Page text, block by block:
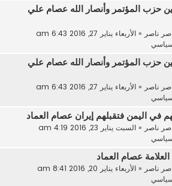
حزب المؤتمر وأنصار الله عصام علي
ناصر« الأربعاء يناير 27, 2016 6:43 am
حزب المؤتمر وأنصار الله عصام علي
ناصر« الأربعاء يناير 27, 2016 6:43 am
في اليمن فتقبلهم إيران عصام العماد
ناصر« السبت يناير 23, 2016 4:19 am
العلامة عصام العماد
ناصر« الأربعاء يناير 20, 2016 8:41 am